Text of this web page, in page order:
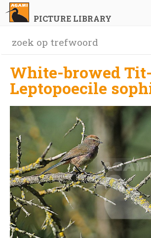
PICTURE LIBRARY
White-browed
Leptopoecile